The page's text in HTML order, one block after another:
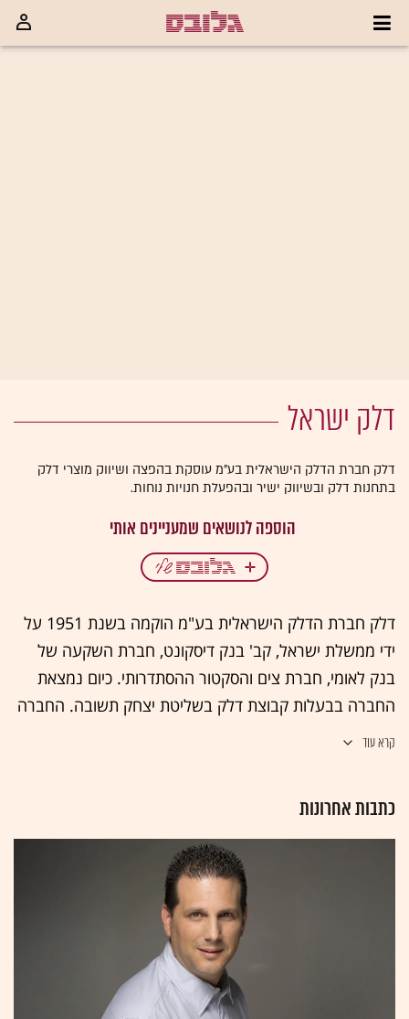
דלק ישראל
דלק חברת הדלק הישראלית בע"מ עוסקת בהפצה ושיווק מוצרי דלק
בתחנות דלק ובשיווק ישיר ובהפעלת חנויות נוחות.
דלק חברת הדלק הישראלית בע"מ הוקמה בשנת 1951 על
ידי ממשלת ישראל, קב' בנק דיסקונט, חברת השקעה של
בנק לאומי, חברת צים והסקטור ההסתדרותי. כיום נמצאת
החברה בבעלות קבוצת דלק בשליטת יצחק תשובה. החברה
נסחרת בבורסה לניירות הערך בתל אביב. דלק משווקת
16 חברות בנות, הכולל מרכזי תדלוק, אמצעי שינוע והובלה
ומערכות לוגיסטיות. נוסף על תחנות הדלק בכבישי הארץ,
מפעילה החברה שירותי ניפוק לאוניות, במתקני ניפוק דלק
ברחבי הארץ. בשנת 2001 החלה לפעול בתחום מוצרי הדלק
שיווק והפצת מוצרי דלק ושמנים וכן ייזום, הקמה והפעלה של
תחנות תדלוק וחנויות נוחות. בשנת 2005 חתמה דלק
ארה"ב, באמצעות 3 חברות בנות, על הסכם לרכישת בית
קרא עוד
כתבות אחרונות